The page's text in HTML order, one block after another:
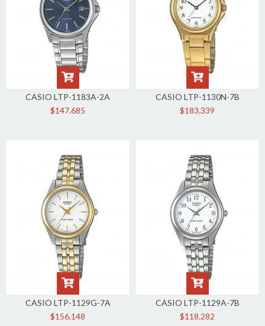
CASIO LTP-1183A-2A
$147.685
CASIO LTP-1130N-7B
$183.339
CASIO LTP-1129G-7A
$156.148
CASIO LTP-1129A-7B
$118.282